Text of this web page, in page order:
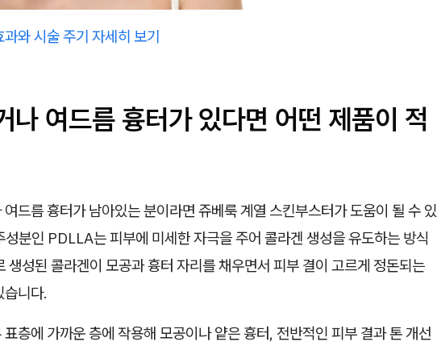
와 시술 주기 자세히 보기
나 여드름 흉터가 있다면 어떤 제품이 적
드름 흉터가 남아있는 분이라면 쥬베룩 계열 스킨부스터가 도움이 될 수 있
성분인 PDLLA는 피부에 미세한 자극을 주어 콜라겐 생성을 유도하는 방식
생성된 콜라겐이 모공과 흉터 자리를 채우면서 피부 결이 고르게 정돈되는
습니다.
층에 가까운 층에 작용해 모공이나 얕은 흉터, 전반적인 피부 결과 톤 개선